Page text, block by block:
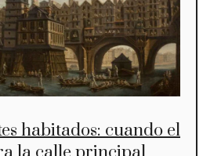
habitados: cuando el